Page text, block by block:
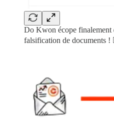
Do Kwon écope finalement
falsification de documents !